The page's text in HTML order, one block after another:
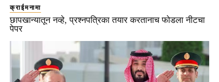
क्राईमनामा
छापखान्यातून नव्हे, प्रश्नपत्रिका तयार करतानाच फोडला नीटचा
पेपर